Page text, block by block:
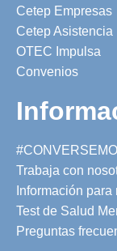
Cetep Empresas
Cetep Asistencia
OTEC Impulsa
Convenios
Trabaja con
Información
Test de Salud
Preguntas